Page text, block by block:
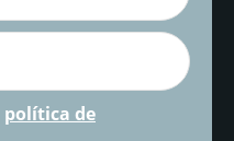
política de